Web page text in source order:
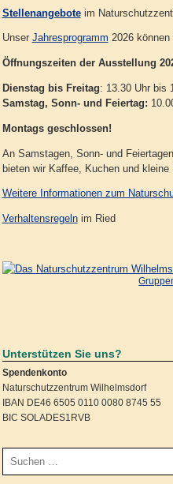
Stellenangeboteim
Unser Jahresprogramm 2026
Öffnungszeiten der Ausstellung
Dienstag bis Freitag: 13.30 Uhr bis
Samstag, Sonn- und Feiertag:
Montags geschlossen!
An Samstagen, Sonn- und
bieten wir Kaffee, Kuchen und kleine
Weitere Informationen zum
Verhaltensregelnim Ried
Unterstützen Sie uns?
Spendenkonto
Naturschutzzentrum Wilhelmsdorf
IBAN DE46 6505 0110 0080 8745 55
BIC SOLADES1RVB